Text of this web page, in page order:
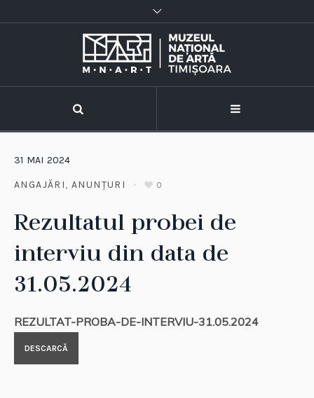
31 MAI 2024
ANGAJĂRI,ANUNȚURI 0
Rezultatul probei de
interviu din data de
31.05.2024
REZULTAT-PROBA-DE-INTERVIU-31.05.2024
DESCARCĂ